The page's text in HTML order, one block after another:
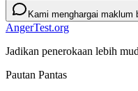
Kami menghargai maklum
AngerTest.org
Jadikan penerokaan lebih
Pautan Pantas